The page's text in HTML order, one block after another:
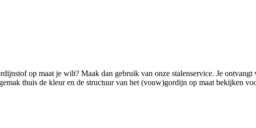
op maat je wilt? Maak dan gebruik van onze stalenservice. Je
thuis de kleur en de structuur van het (vouw)gordijn op maat bekijken